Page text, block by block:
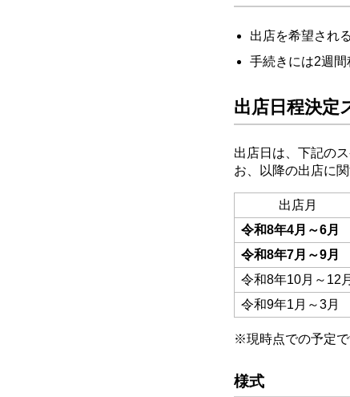
出店を希望され
手続きには2週間
出店日程決定
出店日は、下記の
お、以降の出店に
出店月
令和8年4月～6月
令和8年7月～9月
令和8年10月～12月
令和9年1月～3月
※現時点での予定で
様式